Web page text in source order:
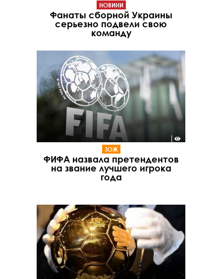
НОВИНИ
Фанаты сборной Украины
серьезно подвели свою
команду
ЗОЖ
ФИФА назвала претендентов
на звание лучшего игрока
года